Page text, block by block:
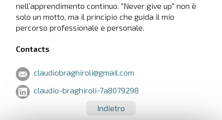
nell’apprendimento continuo. "Never give up" non è
solo un motto, ma il principio che guida il mio
percorso professionale e personale.
Contacts
claudiobraghiroli@gmail.com
claudio-braghiroli-7a8079298
Indietro